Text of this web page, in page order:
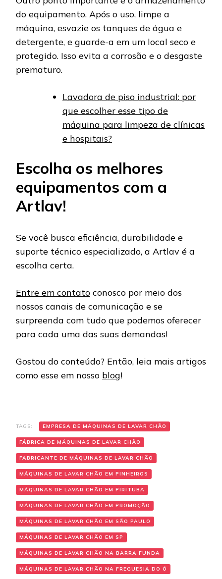
do equipamento. Após o uso, limpe a
máquina, esvazie os tanques de água e
detergente, e guarde-a em um local seco e
protegido. Isso evita a corrosão e o desgaste
prematuro.
Lavadora de piso industrial: por
que escolher esse tipo de
máquina para limpeza de clínicas
e hospitais?
Escolha os melhores
equipamentos com a
Artlav!
Se você busca eficiência, durabilidade e
suporte técnico especializado, a Artlav é a
escolha certa.
Entre em contato conosco por meio dos
nossos canais de comunicação e se
surpreenda com tudo que podemos oferecer
para cada uma das suas demandas!
Gostou do conteúdo? Então, leia mais artigos
como esse em nosso blog!
TAGS: EMPRESA DE MÁQUINAS DE LAVAR CHÃO
FÁBRICA DE MÁQUINAS DE LAVAR CHÃO
FABRICANTE DE MÁQUINAS DE LAVAR CHÃO
MÁQUINAS DE LAVAR CHÃO EM PINHEIROS
MÁQUINAS DE LAVAR CHÃO EM PIRITUBA
MÁQUINAS DE LAVAR CHÃO EM PROMOÇÃO
MÁQUINAS DE LAVAR CHÃO EM SÃO PAULO
MÁQUINAS DE LAVAR CHÃO EM SP
MÁQUINAS DE LAVAR CHÃO NA BARRA FUNDA
MÁQUINAS DE LAVAR CHÃO NA FREGUESIA DO Ó